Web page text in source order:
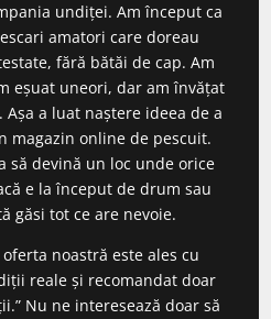
undiței. Am început ca
amatori care doreau
fără bătăi de cap. Am
eșuat uneori, dar am învățat
a luat naștere ideea de a
magazin online de pescuit.
să devină un loc unde orice
e la început de drum sau
găsi tot ce are nevoie.
noastră este ales cu
reale și recomandat doar
Nu ne interesează doar să